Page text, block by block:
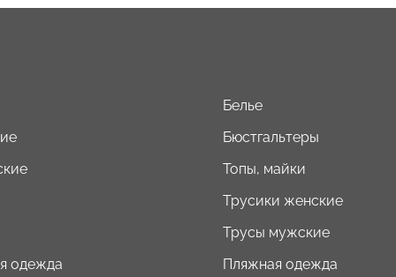
одежда
Белье
Бюстгальтеры
Топы, майки
Трусики женские
Трусы мужские
Пляжная одежда